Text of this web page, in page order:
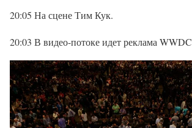
20:05 На сцене Тим Кук.
20:03 В видео-потоке идет реклама WWDC